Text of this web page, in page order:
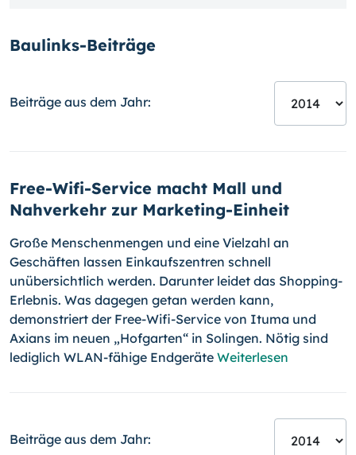
Baulinks-Beiträge
Beiträge aus dem Jahr:
Free-Wifi-Service macht Mall und
Nahverkehr zur Marketing-Einheit
Große Menschenmengen und eine Vielzahl an
Geschäften lassen Einkaufs­zentren schnell
unübersichtlich werden. Darunter leidet das Shopping-
Er­lebnis. Was dagegen getan werden kann,
demonstriert der Free-Wifi-Ser­vice von Ituma und
Axians im neuen „Hofgarten“ in Solingen. Nötig sind
lediglich WLAN-fähige Endgeräte Weiterlesen
Beiträge aus dem Jahr: